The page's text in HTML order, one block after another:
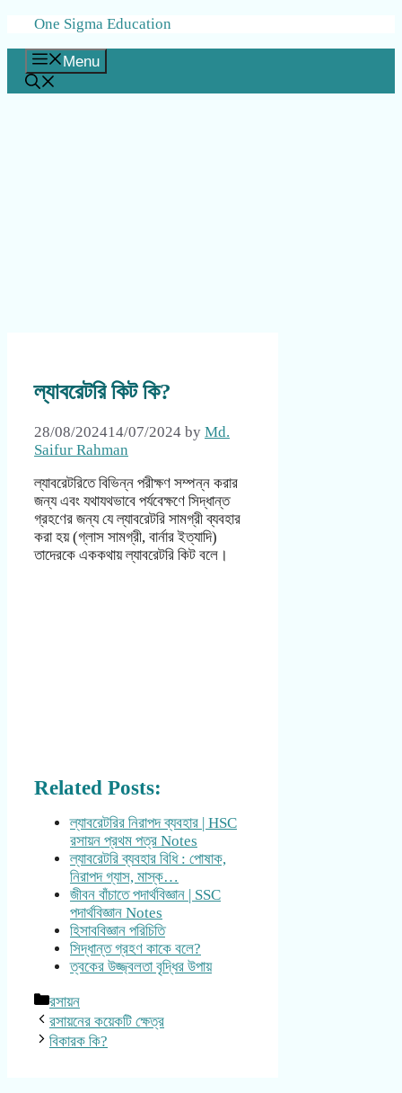
Skip
content
One Sigma Education
Menu
ল্যাবরেটরি কিট কি?
28/08/202414/07/2024 by Md.
Saifur Rahman
ল্যাবরেটরিতে বিভিন্ন পরীক্ষণ সম্পন্ন করার
জন্য এবং যথাযথভাবে পর্যবেক্ষণে সিদ্ধান্ত
গ্রহণের জন্য যে ল্যাবরেটরি সামগ্রী ব্যবহার
করা হয় (গ্লাস সামগ্রী, বার্নার ইত্যাদি)
তাদেরকে এককথায় ল্যাবরেটরি কিট বলে।
Related Posts:
ল্যাবরেটরির নিরাপদ ব্যবহার | HSC
রসায়ন প্রথম পত্র Notes
ল্যাবরেটরি ব্যবহার বিধি : পোষাক,
নিরাপদ গ্যাস, মাস্ক…
জীবন বাঁচাতে পদার্থবিজ্ঞান | SSC
পদার্থবিজ্ঞান Notes
হিসাববিজ্ঞান পরিচিতি
সিদ্ধান্ত গ্রহণ কাকে বলে?
ত্বকের উজ্জ্বলতা বৃদ্ধির উপায়
Categories
রসায়ন
রসায়নের কয়েকটি ক্ষেত্র
বিকারক কি?